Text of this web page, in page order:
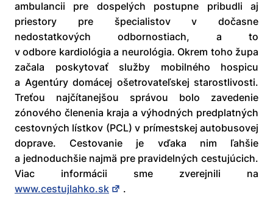
ambulancii pre dospelých postupne pribudli aj
priestory pre špecialistov v dočasne
nedostatkových odbornostiach, a to
v odbore kardiológia a neurológia. Okrem toho župa
začala poskytovať služby mobilného hospicu
a Agentúry domácej ošetrovateľskej starostlivosti.
Treťou najčítanejšou správou bolo zavedenie
zónového členenia kraja a výhodných predplatných
cestovných lístkov (PCL) v prímestskej autobusovej
doprave. Cestovanie je vďaka nim ľahšie
a jednoduchšie najmä pre pravidelných cestujúcich.
Viac informácii sme zverejnili na
www.cestujlahko.sk
.